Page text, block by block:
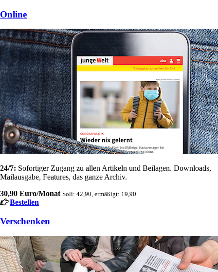
Online
24/7: Sofortiger Zugang zu allen Artikeln und Beilagen. Downloads,
Mailausgabe, Features, das ganze Archiv.
30,90 Euro/Monat Soli: 42,90, ermäßigt: 19,90
Bestellen
Verschenken